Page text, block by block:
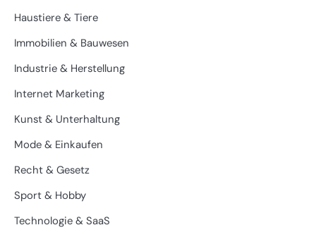
Haustiere & Tiere
Immobilien & Bauwesen
Industrie & Herstellung
Internet Marketing
Kunst & Unterhaltung
Mode & Einkaufen
Recht & Gesetz
Sport & Hobby
Technologie & SaaS